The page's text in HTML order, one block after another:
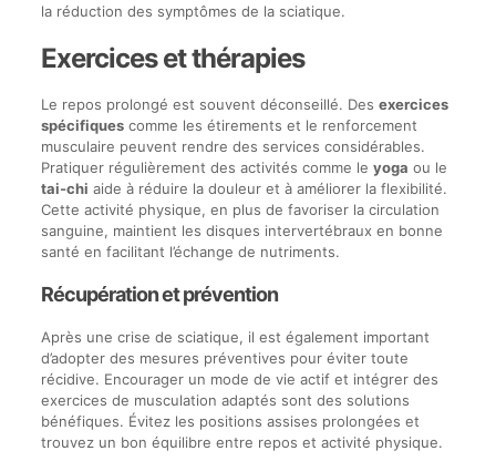
la réduction des symptômes de la sciatique.
Exercices et thérapies
Le repos prolongé est souvent déconseillé. Des exercices
spécifiquescomme les étirements et le renforcement
musculaire peuvent rendre des services considérables.
Pratiquer régulièrement des activités comme le yoga ou le
tai-chi aide à réduire la douleur et à améliorer la flexibilité.
Cette activité physique, en plus de favoriser la circulation
sanguine, maintient les disques intervertébraux en bonne
santé en facilitant l’échange de nutriments.
Récupération et prévention
Après une crise de sciatique, il est également important
d’adopter des mesures préventives pour éviter toute
récidive. Encourager un mode de vie actif et intégrer des
exercices de musculation adaptés sont des solutions
bénéfiques. Évitez les positions assises prolongées et
trouvez un bon équilibre entre repos et activité physique.